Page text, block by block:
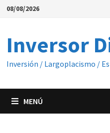
Saltar
08/08/2026
Inversor
Inversión / Largoplacismo /
MENÚ